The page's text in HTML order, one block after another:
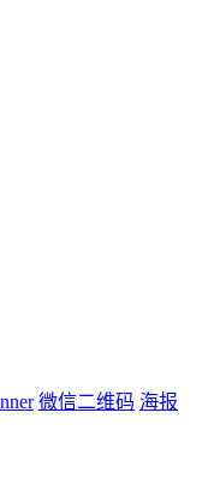
微信二维码 海报